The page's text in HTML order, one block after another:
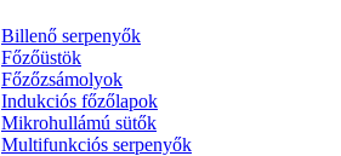
Billenő serpenyők
Főzőüstök
Főzőzsámolyok
Indukciós főzőlapok
Mikrohullámú sütők
Multifunkciós serpenyők